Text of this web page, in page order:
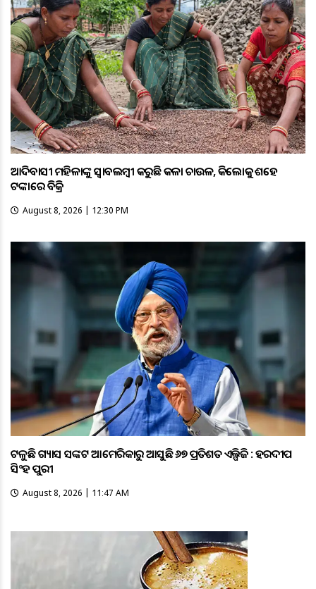
ଆଦିବାସୀ ମହିଳାଙ୍କୁ ସ୍ଵାବଲମ୍ଵୀ କରୁଛି କଳା ଚାଉଳ, କିଲୋକୁ ଶହେ
ଟଙ୍କାରେ ବିକ୍ରି
August 8, 2026 | 12:30 PM
ଟଳୁଛି ଗ୍ୟାସ ସଙ୍କଟ ଆମେରିକାରୁ ଆସୁଛି ୬୭ ପ୍ରତିଶତ ଏଲ୍ପିଜି : ହରଦୀପ
ସିଂହ ପୁରୀ
August 8, 2026 | 11:47 AM